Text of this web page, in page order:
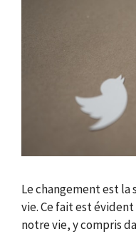
Le changement est la
vie. Ce fait est
notre vie, y compris